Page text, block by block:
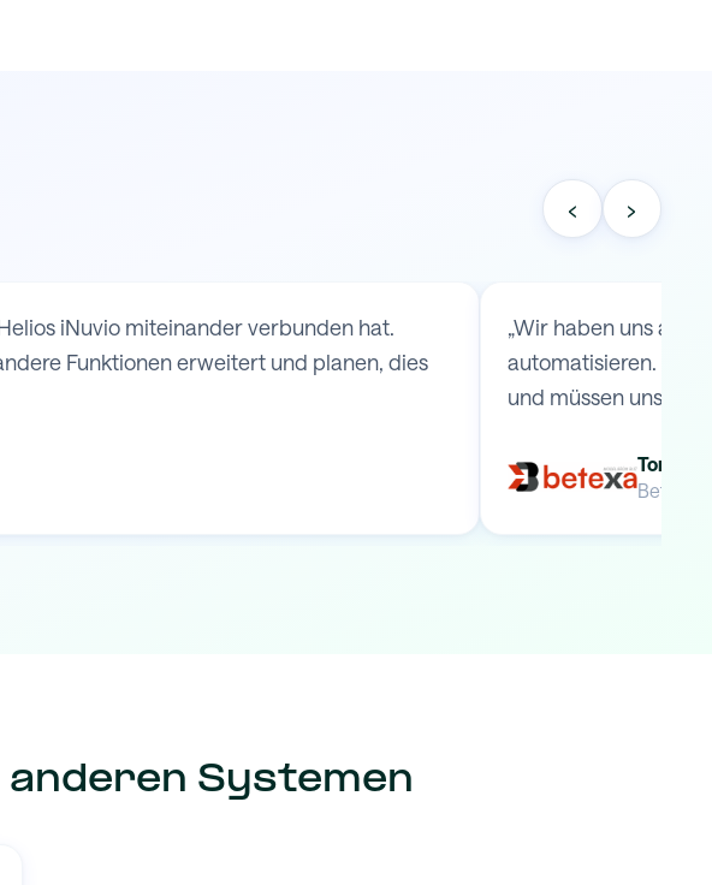
‹ ›
iNuvio miteinander verbunden hat.
Funktionen erweitert und planen, dies
„Wir haben uns an
automatisieren.
und müssen uns
Tomas
Betexa
Systemen